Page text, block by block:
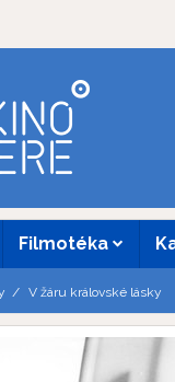
Filmotéka
V žáru královské lásky